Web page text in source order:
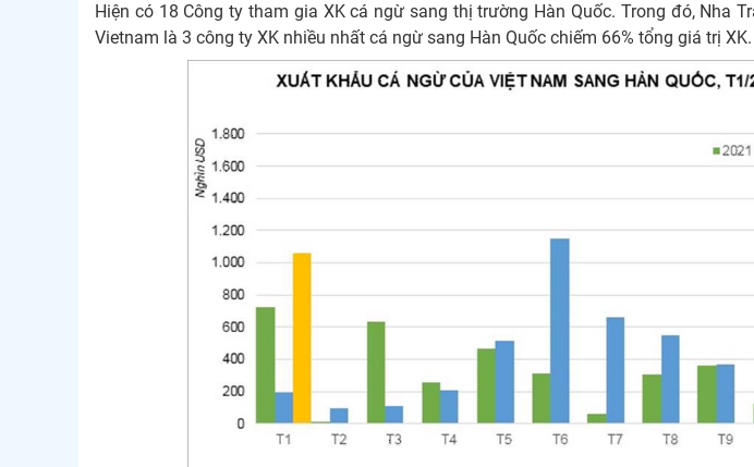
Hiện có 18 Công ty tham gia XK cá ngừ sang thị trường Hàn Quốc. Trong đó, Nha
Vietnam là 3 công ty XK nhiều nhất cá ngừ sang Hàn Quốc chiếm 66% tổng giá trị XK.